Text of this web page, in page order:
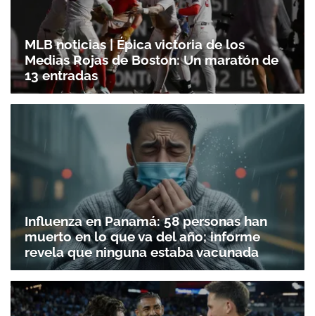
Gracias por suscribirte a nuestro boletín.
ACEPTAR
MLB noticias | Épica victoria de los
Medias Rojas de Boston: Un maratón de
13 entradas
Influenza en Panamá: 58 personas han
muerto en lo que va del año; informe
revela que ninguna estaba vacunada